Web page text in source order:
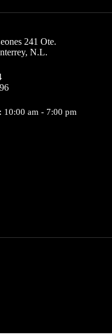
241 Ote.
N.L.
10:00 am - 7:00 pm